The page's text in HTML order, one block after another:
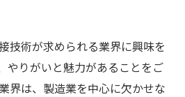
技術が求められる業界に興味を
やりがいと魅力があることをご
界は、製造業を中心に欠かせな